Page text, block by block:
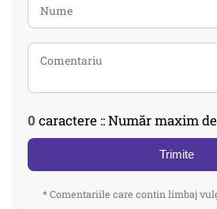
0 caractere :: Număr maxim
Trimite
* Comentariile care contin limbaj